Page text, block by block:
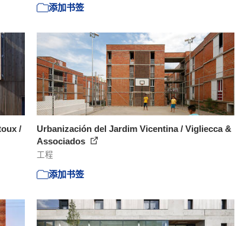
添加书签
/
Urbanización del Jardim Vicentina / Vigliecca &
Associados
工程
添加书签